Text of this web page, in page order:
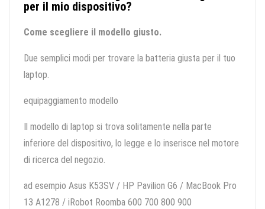
per il mio dispositivo?
Come scegliere il modello giusto.
Due semplici modi per trovare la batteria giusta per il tuo
laptop.
equipaggiamento modello
Il modello di laptop si trova solitamente nella parte
inferiore del dispositivo, lo legge e lo inserisce nel motore
di ricerca del negozio.
ad esempio Asus K53SV / HP Pavilion G6 / MacBook Pro
13 A1278 / iRobot Roomba 600 700 800 900